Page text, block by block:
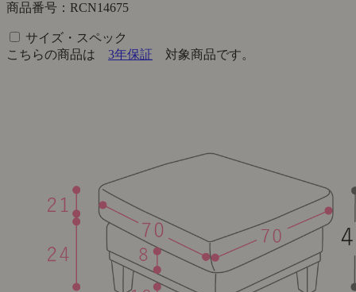
商品番号：RCN14675
サイズ・スペック
こちらの商品は 3年保証 対象商品です。